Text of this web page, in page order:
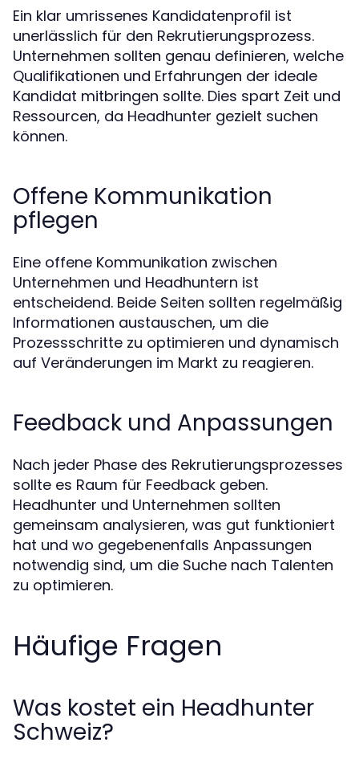
Ein klar umrissenes Kandidatenprofil ist
unerlässlich für den Rekrutierungsprozess.
Unternehmen sollten genau definieren, welche
Qualifikationen und Erfahrungen der ideale
Kandidat mitbringen sollte. Dies spart Zeit und
Ressourcen, da Headhunter gezielt suchen
können.
Offene Kommunikation
pflegen
Eine offene Kommunikation zwischen
Unternehmen und Headhuntern ist
entscheidend. Beide Seiten sollten regelmäßig
Informationen austauschen, um die
Prozessschritte zu optimieren und dynamisch
auf Veränderungen im Markt zu reagieren.
Feedback und Anpassungen
Nach jeder Phase des Rekrutierungsprozesses
sollte es Raum für Feedback geben.
Headhunter und Unternehmen sollten
gemeinsam analysieren, was gut funktioniert
hat und wo gegebenenfalls Anpassungen
notwendig sind, um die Suche nach Talenten
zu optimieren.
Häufige Fragen
Was kostet ein Headhunter
Schweiz?